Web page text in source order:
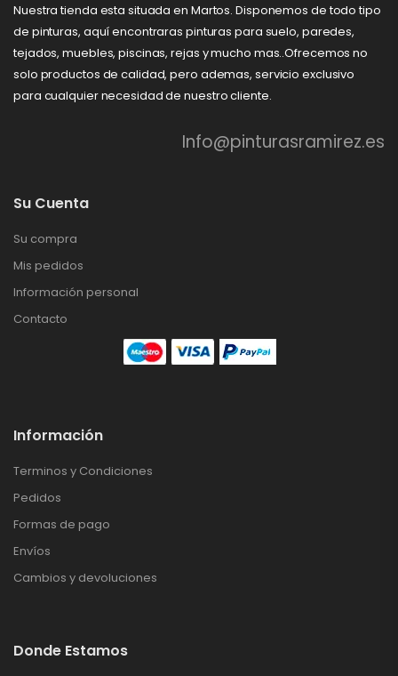
Nuestra tienda esta situada en Martos. Disponemos de todo tipo
de pinturas, aquí encontraras pinturas para suelo, paredes,
tejados, muebles, piscinas, rejas y mucho mas..Ofrecemos no
solo productos de calidad, pero ademas, servicio exclusivo
para cualquier necesidad de nuestro cliente.
Info@pinturasramirez.es
Su Cuenta
Su compra
Mis pedidos
Información personal
Contacto
Información
Terminos y Condiciones
Pedidos
Formas de pago
Envíos
Cambios y devoluciones
Donde Estamos